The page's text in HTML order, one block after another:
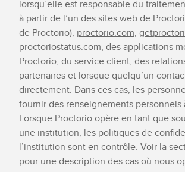
lorsqu’elle est responsable du
à partir de l’un des sites web de
de Proctorio), proctorio.com,
proctoriostatus.com, des applications
Proctorio, du service client, des
partenaires et lorsque quelqu’un
directement. Dans ces cas, les
fournir des renseignements personnels
Lorsque Proctorio opère en tant que
une institution, les politiques de
l’institution sont en contrôle. Voir la
pour une description des cas où nous